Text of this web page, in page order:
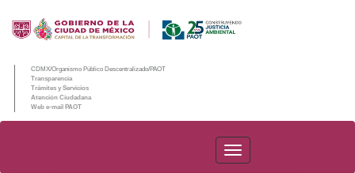
CDMX/Organismo Público Descentralizado/PAOT
Transparencia
Trámites y Servicios
Atención Ciudadana
Web e-mail PAOT
PAOT